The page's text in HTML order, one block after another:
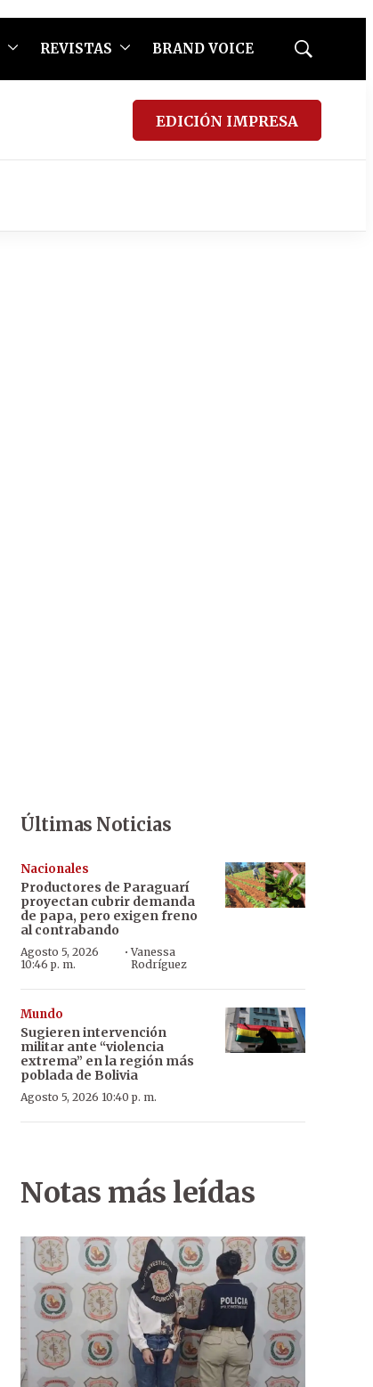
REVISTAS BRAND VOICE
Mostrar
EDICIÓN IMPRESA
Últimas Noticias
Nacionales
Productores de Paraguarí
proyectan cubrir demanda
de papa, pero exigen freno
al contrabando
Agosto 5, 2026
10:46 p. m.
·Vanessa
Rodríguez
Mundo
Sugieren intervención
militar ante “violencia
extrema” en la región más
poblada de Bolivia
Agosto 5, 2026 10:40 p. m.
Notas más leídas